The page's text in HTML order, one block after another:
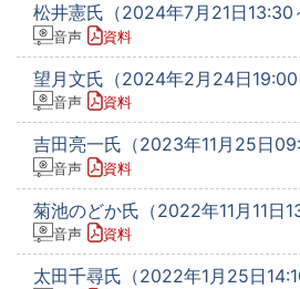
松井憲氏（2024年7月21日13:30
音声 資料
望月文氏（2024年2月24日19:00
音声 資料
吉田亮一氏（2023年11月25日
音声 資料
菊池のどか氏（2022年11月11日
音声 資料
太田千尋氏（2022年1月25日